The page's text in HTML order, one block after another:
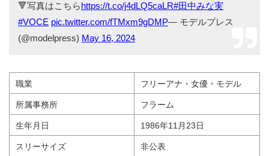
🔻写真はこちらhttps://t.co/j4dLQ5caLR#田中みな実
#VOCE pic.twitter.com/fTMxm9gDMP— モデルプレス
(@modelpress) May 16, 2024
職業 フリーアナ・女優・モデル
所属事務所 フラーム
生年月日 1986年11月23日
スリーサイズ 非公表